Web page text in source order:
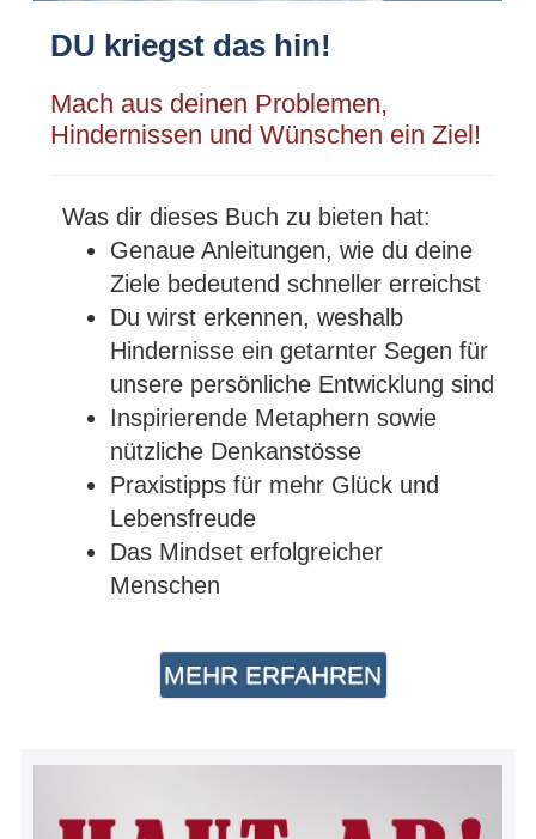
DU kriegst das hin!
Mach aus deinen Problemen,
Hindernissen und Wünschen ein Ziel!
Was dir dieses Buch zu bieten hat:
Genaue Anleitungen, wie du deine
Ziele bedeutend schneller erreichst
Du wirst erkennen, weshalb
Hindernisse ein getarnter Segen für
unsere persönliche Entwicklung sind
Inspirierende Metaphern sowie
nützliche Denkanstösse
Praxistipps für mehr Glück und
Lebensfreude
Das Mindset erfolgreicher
Menschen
MEHR ERFAHREN